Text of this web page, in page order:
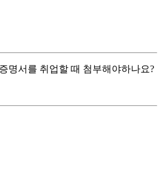
명서를 취업할 때 첨부해야하나요?